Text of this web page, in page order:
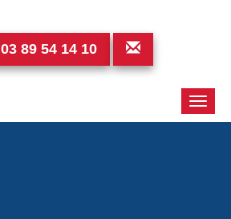
03 89 54 14 10
Toggle